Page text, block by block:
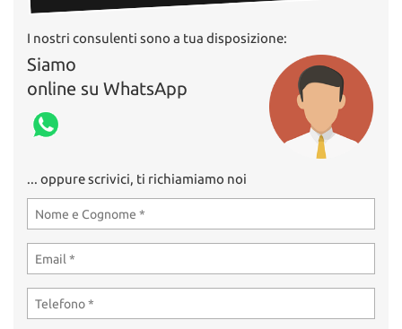
I nostri consulenti sono a tua disposizione:
Siamo
online su WhatsApp
... oppure scrivici, ti richiamiamo noi